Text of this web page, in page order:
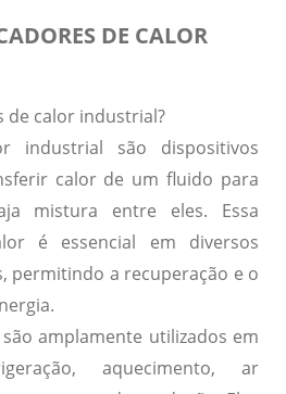
DE CALOR
de calor industrial?
industrial são dispositivos
calor de um fluido para
mistura entre eles. Essa
é essencial em diversos
permitindo a recuperação e o
amplamente utilizados em
aquecimento, ar